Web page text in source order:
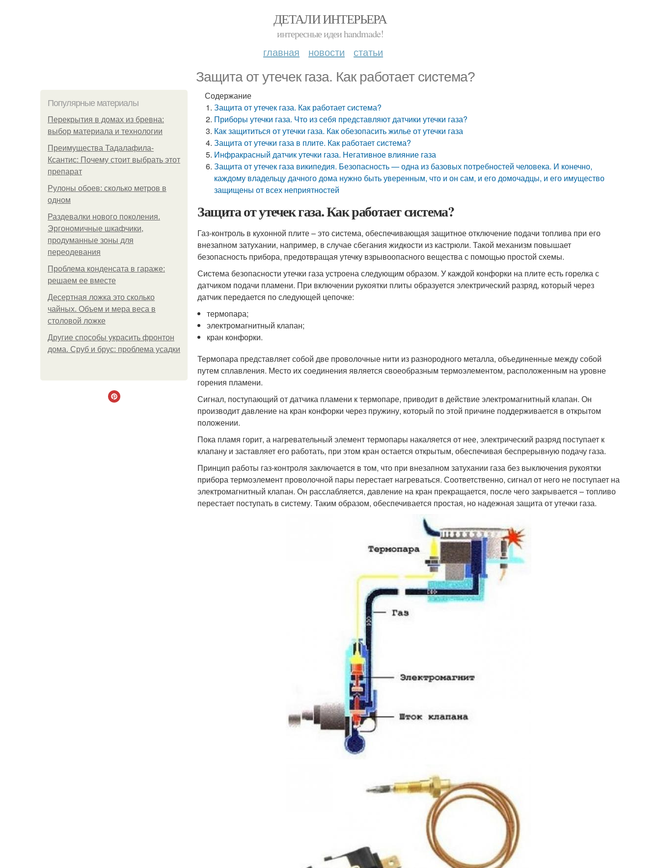
ДЕТАЛИ ИНТЕРЬЕРА
интересные идеи handmade!
главная новости статьи
Защита от утечек газа. Как работает система?
Популярные материалы
Перекрытия в домах из бревна:
выбор материала и технологии
Преимущества Тадалафила-
Ксантис: Почему стоит выбрать этот
препарат
Рулоны обоев: сколько метров в
одном
Раздевалки нового поколения.
Эргономичные шкафчики,
продуманные зоны для
переодевания
Проблема конденсата в гараже:
решаем ее вместе
Десертная ложка это сколько
чайных. Объем и мера веса в
столовой ложке
Другие способы украсить фронтон
дома. Сруб и брус: проблема усадки
Содержание
Защита от утечек газа. Как работает система?
Приборы утечки газа. Что из себя представляют датчики утечки газа?
Как защититься от утечки газа. Как обезопасить жилье от утечки газа
Защита от утечки газа в плите. Как работает система?
Инфракрасный датчик утечки газа. Негативное влияние газа
Защита от утечек газа википедия. Безопасность — одна из базовых потребностей человека. И конечно,
каждому владельцу дачного дома нужно быть уверенным, что и он сам, и его домочадцы, и его имущество
защищены от всех неприятностей
Защита от утечек газа. Как работает система?
Газ-контроль в кухонной плите – это система, обеспечивающая защитное отключение подачи топлива при его
внезапном затухании, например, в случае сбегания жидкости из кастрюли. Такой механизм повышает
безопасность прибора, предотвращая утечку взрывоопасного вещества с помощью простой схемы.
Система безопасности утечки газа устроена следующим образом. У каждой конфорки на плите есть горелка с
датчиком подачи пламени. При включении рукоятки плиты образуется электрический разряд, который через
датчик передается по следующей цепочке:
термопара;
электромагнитный клапан;
кран конфорки.
Термопара представляет собой две проволочные нити из разнородного металла, объединенные между собой
путем сплавления. Место их соединения является своеобразным термоэлементом, расположенным на уровне
горения пламени.
Сигнал, поступающий от датчика пламени к термопаре, приводит в действие электромагнитный клапан. Он
производит давление на кран конфорки через пружину, который по этой причине поддерживается в открытом
положении.
Пока пламя горит, а нагревательный элемент термопары накаляется от нее, электрический разряд поступает к
клапану и заставляет его работать, при этом кран остается открытым, обеспечивая беспрерывную подачу газа.
Принцип работы газ-контроля заключается в том, что при внезапном затухании газа без выключения рукоятки
прибора термоэлемент проволочной пары перестает нагреваться. Соответственно, сигнал от него не поступает на
электромагнитный клапан. Он расслабляется, давление на кран прекращается, после чего закрывается – топливо
перестает поступать в систему. Таким образом, обеспечивается простая, но надежная защита от утечки газа.